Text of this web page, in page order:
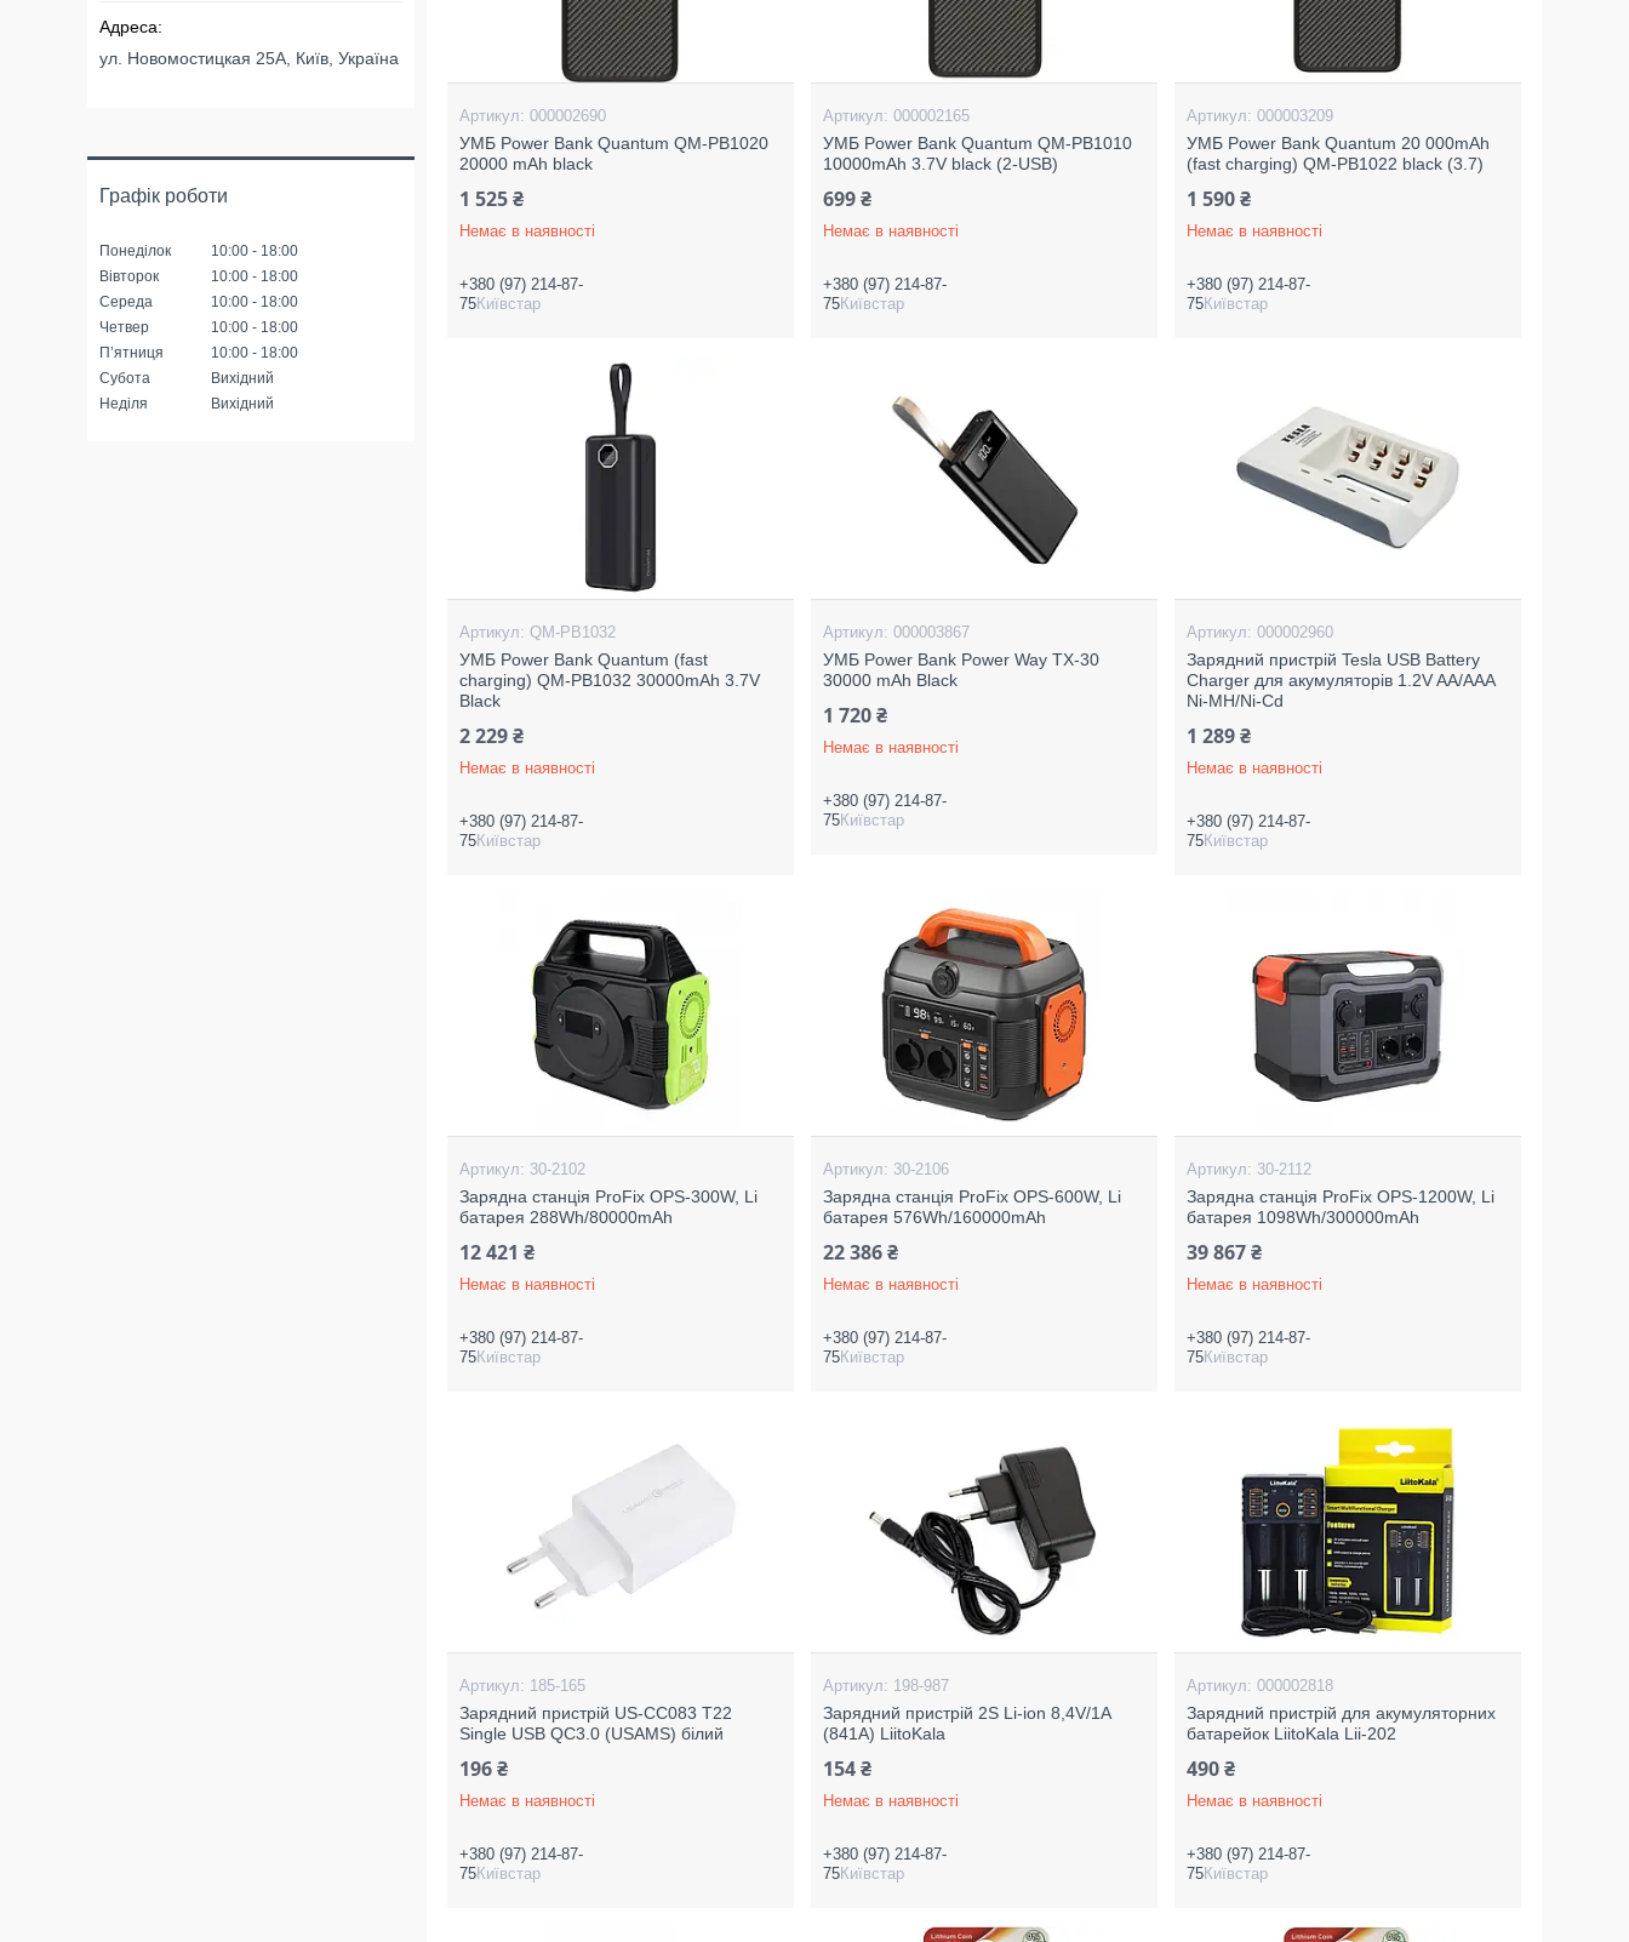
000002690
УМБ Power Bank Quantum QM-PB1020
20000 mAh black
1 525 ₴
Немає в наявності
+380 (97) 214-87-
75Київстар
000002165
УМБ Power Bank Quantum QM-PB1010
10000mAh 3.7V black (2-USB)
699 ₴
Немає в наявності
+380 (97) 214-87-
75Київстар
000003209
УМБ Power Bank Quantum 20 000mAh
(fast charging) QM-PB1022 black (3.7)
1 590 ₴
Немає в наявності
+380 (97) 214-87-
75Київстар
QM-PB1032
УМБ Power Bank Quantum (fast
charging) QM-PB1032 30000mAh 3.7V
Black
2 229 ₴
Немає в наявності
+380 (97) 214-87-
75Київстар
000003867
УМБ Power Bank Power Way TX-30
30000 mAh Black
1 720 ₴
Немає в наявності
+380 (97) 214-87-
75Київстар
000002960
Зарядний пристрій Tesla USB Battery
Charger для акумуляторів 1.2V AA/AAA
Ni-MH/Ni-Cd
1 289 ₴
Немає в наявності
+380 (97) 214-87-
75Київстар
30-2102
Зарядна станція ProFix OPS-300W, Li
батарея 288Wh/80000mAh
12 421 ₴
Немає в наявності
+380 (97) 214-87-
75Київстар
30-2106
Зарядна станція ProFix OPS-600W, Li
батарея 576Wh/160000mAh
22 386 ₴
Немає в наявності
+380 (97) 214-87-
75Київстар
30-2112
Зарядна станція ProFix OPS-1200W, Li
батарея 1098Wh/300000mAh
39 867 ₴
Немає в наявності
+380 (97) 214-87-
75Київстар
185-165
Зарядний пристрій US-CC083 T22
Single USB QC3.0 (USAMS) білий
196 ₴
Немає в наявності
+380 (97) 214-87-
75Київстар
198-987
Зарядний пристрій 2S Li-ion 8,4V/1A
(841A) LiitoKala
154 ₴
Немає в наявності
+380 (97) 214-87-
75Київстар
000002818
Зарядний пристрій для акумуляторних
батарейок LiitoKala Lii-202
490 ₴
Немає в наявності
+380 (97) 214-87-
75Київстар
ул. Новомостицкая 25А, Київ, Україна
Графік роботи
Понеділок 10:00
18:00
Вівторок
10:00
18:00
Середа
10:00
18:00
Четвер
10:00
18:00
Пʼятниця
10:00
18:00
Субота
Вихідний
Неділя
Вихідний